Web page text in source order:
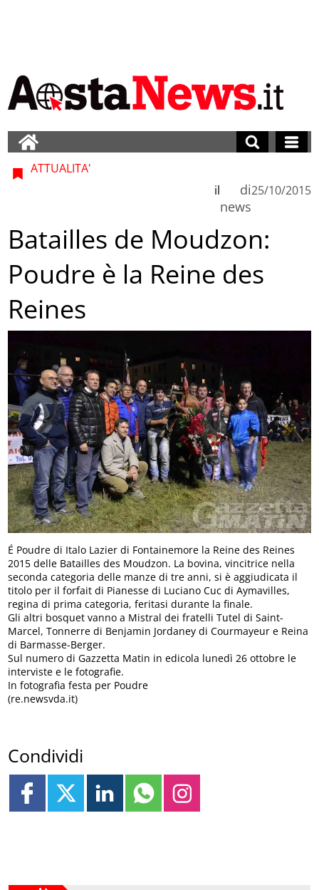
ATTUALITA'
di
news
il 25/10/2015
Batailles de Moudzon:
Poudre è la Reine des
Reines
É Poudre di Italo Lazier di Fontainemore la Reine des Reines
2015 delle Batailles des Moudzon. La bovina, vincitrice nella
seconda categoria delle manze di tre anni, si è aggiudicata il
titolo per il forfait di Pianesse di Luciano Cuc di Aymavilles,
regina di prima categoria, feritasi durante la finale.
Gli altri bosquet vanno a Mistral dei fratelli Tutel di Saint-
Marcel, Tonnerre di Benjamin Jordaney di Courmayeur e Reina
di Barmasse-Berger.
Sul numero di Gazzetta Matin in edicola lunedì 26 ottobre le
interviste e le fotografie.
In fotografia festa per Poudre
(re.newsvda.it)
Condividi